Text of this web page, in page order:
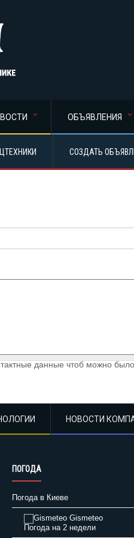
ОБЪЯВЛЕНИЯ
СОЗДАТЬ
данные чтоб можно
НОВОСТИ
ПОГОДА
Погода в Киеве
Gismeteo
Погода на 2 недели